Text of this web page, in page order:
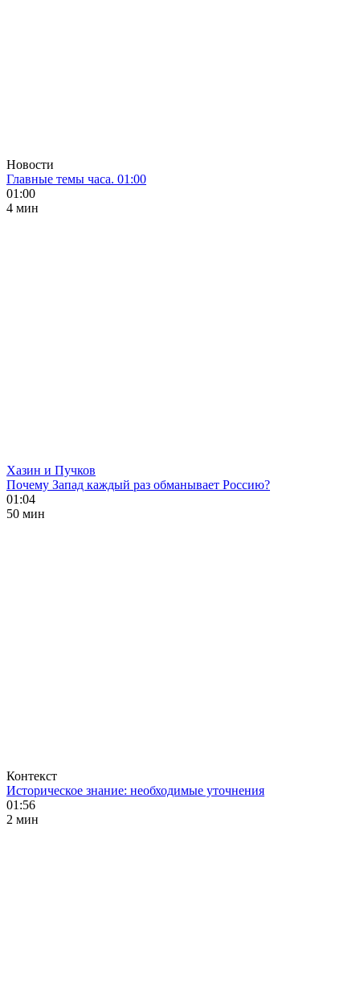
Новости
Главные темы часа. 01:00
01:00
4 мин
Хазин и Пучков
Почему Запад каждый раз обманывает Россию?
01:04
50 мин
Контекст
Историческое знание: необходимые уточнения
01:56
2 мин